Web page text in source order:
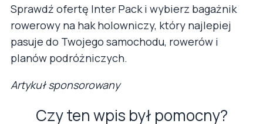
Sprawdź ofertę Inter Pack i wybierz bagażnik
rowerowy na hak holowniczy, który najlepiej
pasuje do Twojego samochodu, rowerów i
planów podróżniczych.
Artykuł sponsorowany
Czy ten wpis był pomocny?